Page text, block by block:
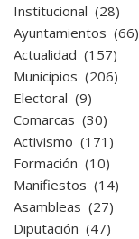
Institucional (28)
Ayuntamientos (66)
Actualidad (157)
Municipios (206)
Electoral (9)
Comarcas (30)
Activismo (171)
Formación (10)
Manifiestos (14)
Asambleas (27)
Diputación (47)